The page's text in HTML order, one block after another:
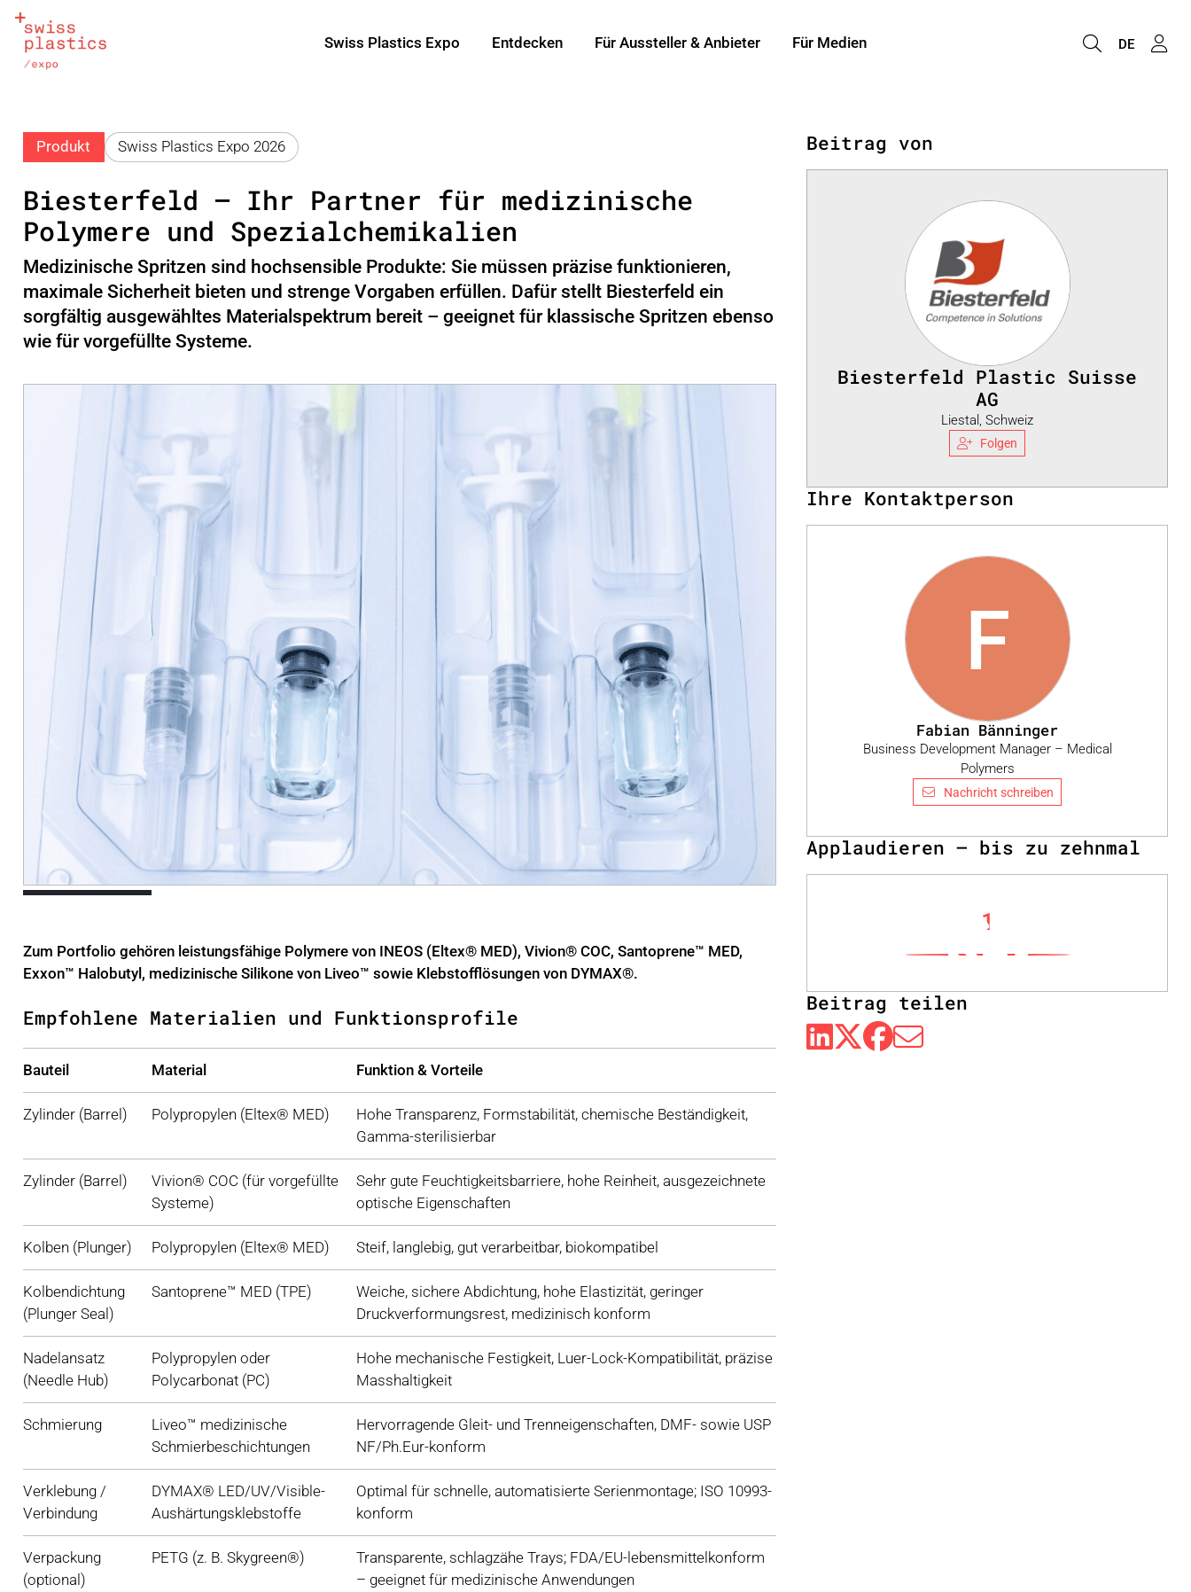
Swiss Plastics Expo Entdecken Für Aussteller & Anbieter Für Medien DE
Produkt Swiss Plastics Expo 2026
Biesterfeld – Ihr Partner für medizinische
Polymere und Spezialchemikalien
Medizinische Spritzen sind hochsensible Produkte: Sie müssen präzise funktionieren,
maximale Sicherheit bieten und strenge Vorgaben erfüllen. Dafür stellt Biesterfeld ein
sorgfältig ausgewähltes Materialspektrum bereit – geeignet für klassische Spritzen ebenso
wie für vorgefüllte Systeme.
Zum Portfolio gehören leistungsfähige Polymere von INEOS (Eltex® MED), Vivion® COC, Santoprene™ MED,
Exxon™ Halobutyl, medizinische Silikone von Liveo™ sowie Klebstofflösungen von DYMAX®.
Empfohlene Materialien und Funktionsprofile
Bauteil Material Funktion & Vorteile
Zylinder (Barrel) Polypropylen (Eltex® MED)
Hohe Transparenz, Formstabilität, chemische Beständigkeit,
Gamma-sterilisierbar
Zylinder (Barrel)
Vivion® COC (für vorgefüllte
Systeme)
Sehr gute Feuchtigkeitsbarriere, hohe Reinheit, ausgezeichnete
optische Eigenschaften
Kolben (Plunger) Polypropylen (Eltex® MED) Steif, langlebig, gut verarbeitbar, biokompatibel
Kolbendichtung
(Plunger Seal)
Santoprene™ MED (TPE)
Weiche, sichere Abdichtung, hohe Elastizität, geringer
Druckverformungsrest, medizinisch konform
Nadelansatz
(Needle Hub)
Polypropylen oder
Polycarbonat (PC)
Hohe mechanische Festigkeit, Luer-Lock-Kompatibilität, präzise
Masshaltigkeit
Schmierung
Liveo™ medizinische
Schmierbeschichtungen
Hervorragende Gleit- und Trenneigenschaften, DMF- sowie USP
NF/Ph.Eur-konform
Verklebung /
Verbindung
DYMAX® LED/UV/Visible-
Aushärtungsklebstoffe
Optimal für schnelle, automatisierte Serienmontage; ISO 10993-
konform
Verpackung
(optional)
PETG (z. B. Skygreen®)
Transparente, schlagzähe Trays; FDA/EU-lebensmittelkonform
– geeignet für medizinische Anwendungen
Beitrag von
Biesterfeld Plastic Suisse
AG
Liestal, Schweiz
Folgen
Ihre Kontaktperson
F
Fabian Bänninger
Business Development Manager – Medical
Polymers
Nachricht schreiben
Applaudieren – bis zu zehnmal
1
Beitrag teilen